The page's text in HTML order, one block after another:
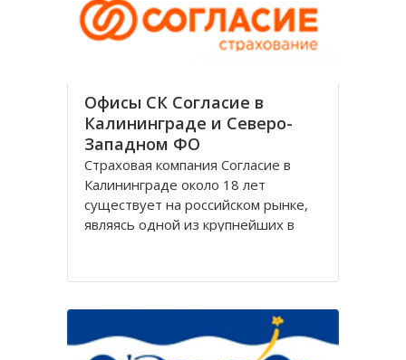
страховую группу
Офисы СК Согласие в
Калининграде и Северо-
Западном ФО
Страховая компания Согласие в
Калининграде около 18 лет
существует на российском рынке,
являясь одной из крупнейших в
только с лучшей стороны.
широко разветвлённую сеть
филиалов, которая охватывает